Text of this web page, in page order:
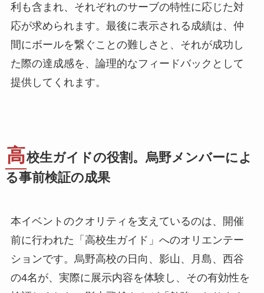
利も含まれ、それぞれのサーブの特性に応じた対
応が求められます。最後に表示される成績は、仲
間にボールを繋ぐことの難しさと、それが成功し
た際の達成感を、論理的なフィードバックとして
提供してくれます。
高校生ガイドの役割。烏野メンバーによ
る事前検証の成果
本イベントのクオリティを支えているのは、開催
前に行われた「高校生ガイド」へのオリエンテー
ションです。烏野高校の日向、影山、月島、西谷
の4名が、実際に展示内容を体験し、その有効性を